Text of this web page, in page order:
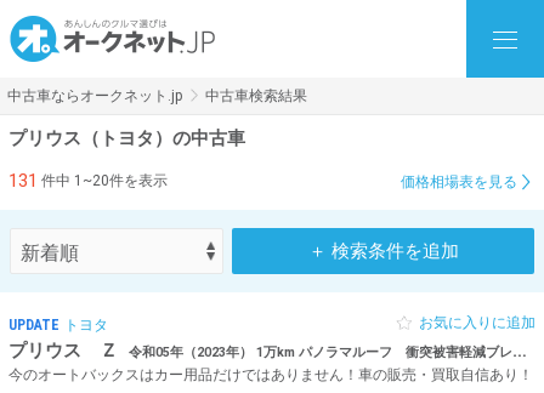
中古車ならオークネット.jp 中古車検索結果
プリウス（トヨタ）の中古車
131 件中 1~20件を表示 価格相場表を見る
＋ 検索条件を追加
UPDATE トヨタ
プリウス Ｚ 令和05年（2023年） 1万km パノラマルーフ 衝突被害軽減ブレーキ
今のオートバックスはカー用品だけではありません！車の販売・買取自信あり！
お気に入りに追加